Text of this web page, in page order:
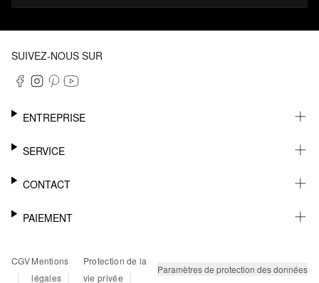
SUIVEZ-NOUS SUR
ENTREPRISE
CARRIÈRE
SERVICE
NEWSLETTER
MÉMO
RETOURS
FAQ
CONTACT
AIDE
PAIEMENT
PAYPAL
CARTE BANCAIRE
CGV
|
Mentions
légales |
Protection de la
vie privée
| Paramètres de protection des données